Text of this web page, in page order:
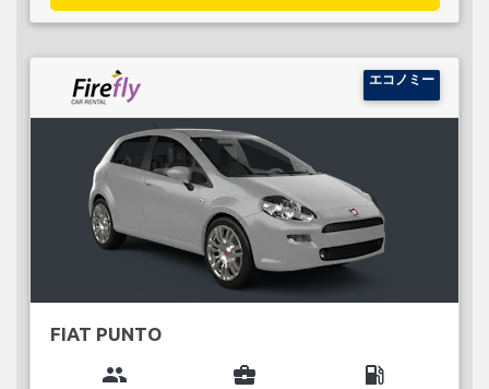
エコノミー
FIAT PUNTO
group business_center local_gas_station